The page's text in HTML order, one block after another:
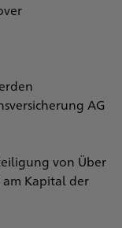
AG
von Über
Kapital der